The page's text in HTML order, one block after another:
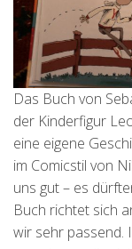
Das Buch von
der Kinderfigur
eine eigene
im Comicstil von
uns gut – es
Buch richtet sich
wir sehr passend.